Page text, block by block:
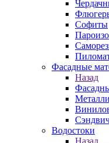
Софиты
Фасадные
Назад
Водостоки
Назад